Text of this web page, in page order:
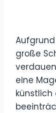
große
eine
künstlich